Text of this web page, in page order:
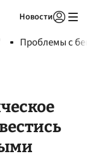
Новости
Проблемы с